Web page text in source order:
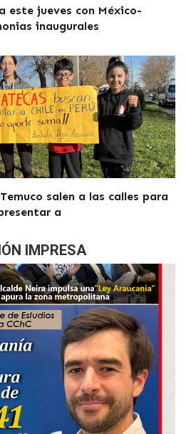
este jueves con México-
inaugurales
salen a las calles para
a
IMPRESA